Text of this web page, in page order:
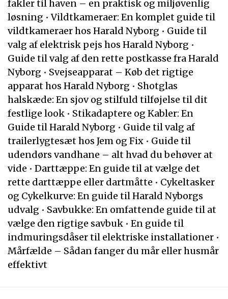
fakler til haven – en praktisk og miljøvenlig
løsning •Vildtkameraer: En komplet guide til
vildtkameraer hos Harald Nyborg • Guide til
valg af elektrisk pejs hos Harald Nyborg •
Guide til valg af den rette postkasse fra Harald
Nyborg • Svejseapparat – Køb det rigtige
apparat hos Harald Nyborg • Shotglas
halskæde: En sjov og stilfuld tilføjelse til dit
festlige look • Stikadaptere og Kabler: En
Guide til Harald Nyborg • Guide til valg af
trailerlygtesæt hos Jem og Fix • Guide til
udendørs vandhane – alt hvad du behøver at
vide • Darttæppe: En guide til at vælge det
rette darttæppe eller dartmåtte • Cykeltasker
og Cykelkurve: En guide til Harald Nyborgs
udvalg • Savbukke: En omfattende guide til at
vælge den rigtige savbuk • En guide til
indmuringsdåser til elektriske installationer •
Mårfælde – Sådan fanger du mår eller husmår
effektivt